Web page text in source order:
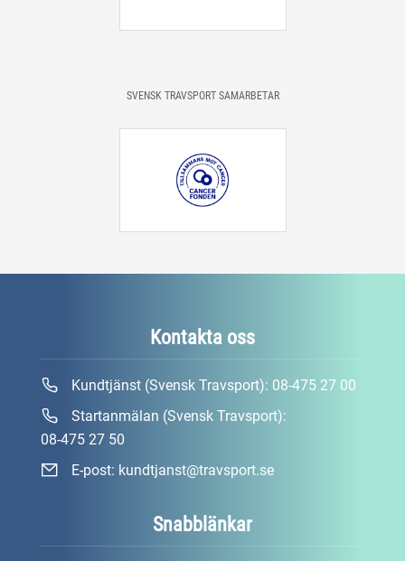
SVENSK TRAVSPORT SAMARBETAR
Snabblänkar
Kontakta oss
Kundtjänst (Svensk Travsport): 08-475 27 00
Startanmälan (Svensk Travsport):
08-475 27 50
E-post: kundtjanst@travsport.se